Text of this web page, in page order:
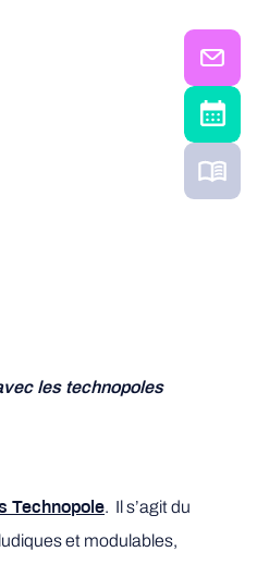
les technopoles
Technopole. Il s’agit du
et modulables,